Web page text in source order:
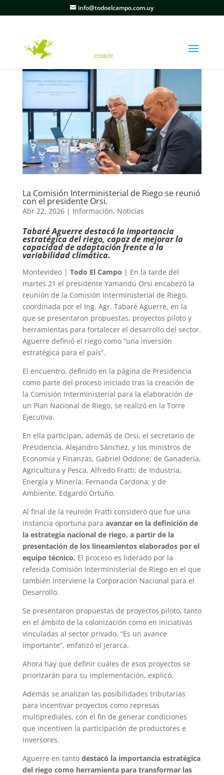
info@todoelcampo.com.uy
La Comisión Interministerial de Riego se reunió
con el presidente Orsi.
Abr 22, 2026| Información, Noticias
Tabaré Aguerre destacó la importancia
estratégica del riego, capaz de mejorar la
capacidad de adaptación frente a la
variabilidad climática.
Montevideo | Todo El Campo | En la tarde del
martes 21 el presidente Yamandú Orsi encabezó la
reunión de la Comisión Interministerial de Riego,
coordinada por el Ing. Agr. Tabaré Aguerre, en la
que se presentaron propuestas, proyectos piloto y
herramientas para fortalecer el desarrollo del sector.
Aguerre definió el riego como “una inversión
estratégica para el país”.
El encuentro, definido en la página de Presidencia
como parte del proceso iniciado tras la creación de
la Comisión Interministerial para la elaboración de
un Plan Nacional de Riego, se realizó en la Torre
Ejecutiva.
En ella participan, además de Orsi, el secretario de
Presidencia, Alejandro Sánchez, y los ministros de
Economía y Finanzas, Gabriel Oddone; de Ganadería,
Agricultura y Pesca, Alfredo Fratti; de Industria,
Energía y Minería, Fernanda Cardona; y de
Ambiente, Edgardo Ortuño.
Al final de la reunión Fratti consideró que fue una
instancia oportuna para avanzar en la definición de
la estrategia nacional de riego, a partir de la
presentación de los lineamientos elaborados por el
equipo técnico. El proceso es liderado por la
referida Comisión Interministerial de Riego en el que
también interviene la Corporación Nacional para el
Desarrollo.
Se presentaron propuestas de proyectos piloto, tanto
en el ámbito de la colonización como en iniciativas
vinculadas al sector privado. “Es un avance
importante”, enfatizó el jerarca.
Ahora hay que definir cuáles de esos proyectos se
priorizarán para su implementación, explicó.
Además se analizan las posibilidades tributarias
para incentivar proyectos como represas
multiprediales, con el fin de generar condiciones
que incentiven la participación de productores e
inversores.
Aguerre en tanto destacó la importancia estratégica
del riego como herramienta para transformar las